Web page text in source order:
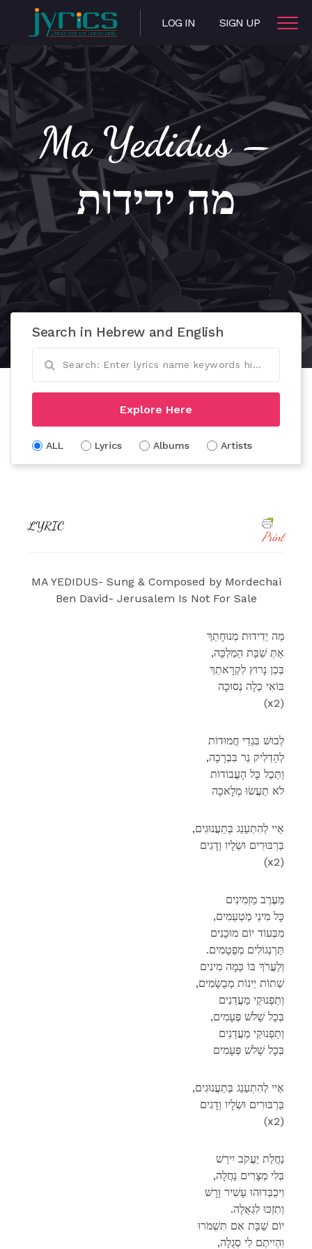
LOG IN SIGN UP
Ma Yedidus –
מה ידידות
Search in Hebrew and English
Explore Here
ALL Lyrics Albums Artists
LYRIC
Print
MA YEDIDUS- Sung & Composed by Mordechai
Ben David- Jerusalem Is Not For Sale
מַה יְדִידוּת מְנוּחָתֵךְ
,אַתְּ שַׁבָּת הַמַלְכָּה
בְּכֵן נָרוּץ לִקְרָאתֵךְ
בּוֹאִי כַלָה נְסוּכָה
(x2)
לְבוּשׁ בִּגְדֵי חֲמוּדוֹת
,לְהַדְלִיק נֵר בִּבְרָכָה
וַתֵּכֶל כָּל הָעֲבוֹדוֹת
לֹא תַעֲשׂוּ מְלָאכָה
,אַיי לְהִתְעַנֵג בְּתַעֲנוּגִים
בַּרְבּוּרִים וּשְׂלָיו וְדָגִים
(x2)
מֵעֶרֶב מַזְמִינִים
,כָּל מִינֵי מַטְעַמִים
מִבְּעוֹד יוֹם מוּכָנִים
.תַּרְנְגוֹלִים מְפֻטָמִים
וְלַעֲרֹךְ בּוֹ כַּמָה מִינִים
,שְׁתוֹת יֵינוֹת מְבֻשָׂמִים
וְתַפְנוּקֵי מַעֲדַנִים
,בְּכָל שָׁלשׁ פְּעָמִים
וְתַפְנוּקֵי מַעֲדַנִים
בְּכָל שָׁלשׁ פְּעָמִים
,אַיי לְהִתְעַנֵג בְּתַעֲנוּגִים
בַּרְבּוּרִים וּשְׂלָיו וְדָגִים
(x2)
נַחֲלַת יַעֲקֹב יִירַשׁ
,בְּלִי מְצָרִים נַחֲלָה
וִיכַבְּדוּהוּ עָשִׁיר וָרָשׁ
.וְתִזְכּוּ לִגְאֻלָה
יוֹם שַׁבָּת אִם תִּשְׁמֹרוּ
,וִהְיִיתֶם לִי סְגֻלָה